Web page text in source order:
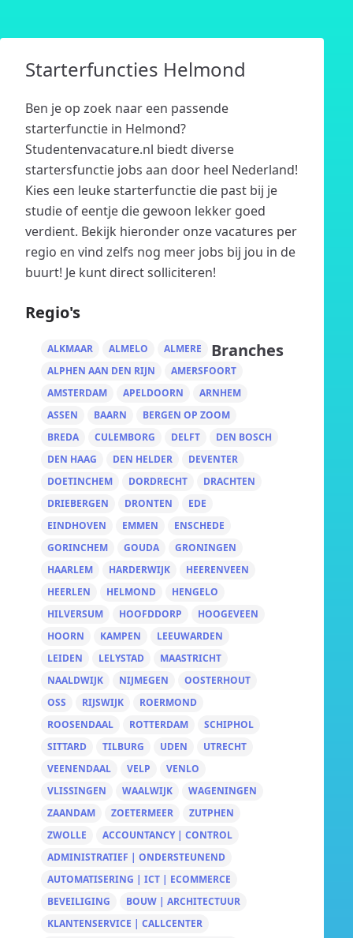
Starterfuncties Helmond
Ben je op zoek naar een passende
starterfunctie in Helmond?
Studentenvacature.nl biedt diverse
startersfunctie jobs aan door heel Nederland!
Kies een leuke starterfunctie die past bij je
studie of eentje die gewoon lekker goed
verdient. Bekijk hieronder onze vacatures per
regio en vind zelfs nog meer jobs bij jou in de
buurt! Je kunt direct solliciteren!
Regio's
ALKMAAR ALMELO
ALMERE
ALPHEN AAN DEN RIJN
AMERSFOORT
AMSTERDAM
APELDOORN
ARNHEM
ASSEN
BAARN
BERGEN OP ZOOM
BREDA
CULEMBORG DELFT
DEN BOSCH
DEN HAAG
DEN HELDER
DEVENTER
DOETINCHEM
DORDRECHT
DRACHTEN
DRIEBERGEN
DRONTEN
EDE
EINDHOVEN
EMMEN
ENSCHEDE
GORINCHEM
GOUDA
GRONINGEN
HAARLEM
HARDERWIJK
HEERENVEEN
HEERLEN
HELMOND
HENGELO
HILVERSUM
HOOFDDORP
HOOGEVEEN
HOORN
KAMPEN
LEEUWARDEN
LEIDEN
LELYSTAD
MAASTRICHT
NAALDWIJK
NIJMEGEN
OOSTERHOUT
OSS
RIJSWIJK
ROERMOND
ROOSENDAAL
ROTTERDAM
SCHIPHOL
SITTARD
TILBURG UDEN
UTRECHT
VEENENDAAL
VELP
VENLO
VLISSINGEN
WAALWIJK
WAGENINGEN
ZAANDAM
ZOETERMEER
ZUTPHEN
ZWOLLE
Branches
ACCOUNTANCY | CONTROL
ADMINISTRATIEF | ONDERSTEUNEND
AUTOMATISERING | ICT | ECOMMERCE
BEVEILIGING
BOUW | ARCHITECTUUR
KLANTENSERVICE | CALLCENTER